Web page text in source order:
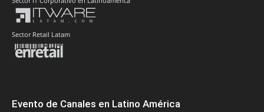
Sector Retail Latam
Evento de Canales en Latino América